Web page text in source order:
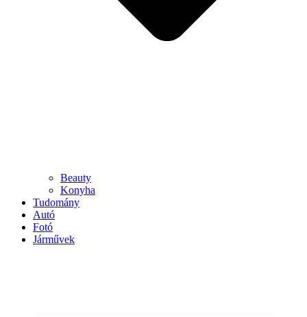
Beauty
Konyha
Tudomány
Autó
Fotó
Járművek